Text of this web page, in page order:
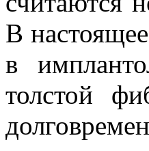
В
в
толстой